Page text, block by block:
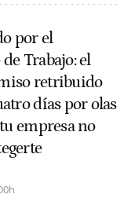
por el
Trabajo: el
retribuido
días por olas
empresa no